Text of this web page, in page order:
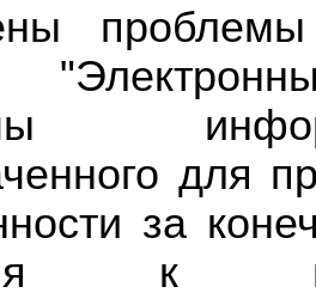
для
за
к